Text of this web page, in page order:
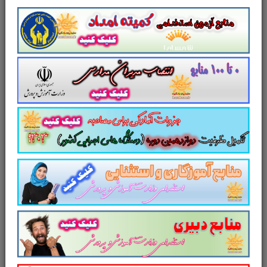
سوالات تستی:احکام مالیاتی قانون
بودجه سال 1404 کل کشور
(180 تست)
سوالات تستی:احکام مالیاتی قانون
رفع موانع تولید رقابت پذیر و ارتقای
نظام مالی کشور
(110 تست)
سوالات تستی:قانون الحاق برخي مواد
به قانون تنظيم بخشي از مقررات مالي
دولت(150 تست)
سوالات تستی:کلیه آئین نامه های
قانون مالیات های مستقیم با آخرین
تغییرات(95 تست)
سوالات تستی:
دستورالعمل های
مالیاتی با آخرین اصلاحات(75 تست)
سوالات تستی:قانون مالیات بر خانه